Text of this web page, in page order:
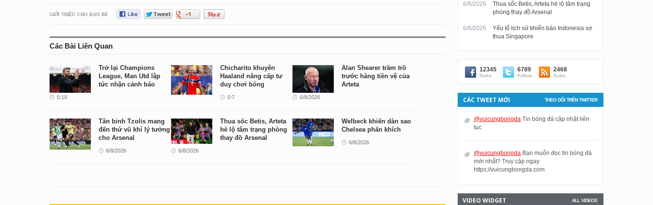
GIỚI THIỆU CHO BẠN BÈ
Các Bài Liên Quan
Trở lại Champions
League, Man Utd lập
tức nhận cảnh báo
0:19
Chicharito khuyên
Haaland nâng cấp tư
duy chơi bóng
0:7
Alan Shearer trầm trồ
trước hàng tiền vệ của
Arteta
6/8/2026
Tân binh Tzolis mang
đến thứ vũ khí lý tưởng
cho Arsenal
6/8/2026
Thua sốc Betis, Arteta
hé lộ tâm trạng phòng
thay đồ Arsenal
6/8/2026
Welbeck khiến dàn sao
Chelsea phấn khích
6/8/2026
6/8/2026
Thua sốc Betis, Arteta hé lộ tâm trạng
phòng thay đồ Arsenal
6/8/2026
Yếu tố lịch sử khiến báo Indonesia sợ
thua Singapore
12345
Subs.
6789
Follow.
2468
Subs.
THEO DÕI TRÊN TWITTER
CÁC TWEET MỚI
@vuicungbongda Tin bóng đá cập nhật liên
tục
@vuicungbongda Bạn muốn đọc tin bóng đá
mới nhất? Truy cập ngay
https://vuicungbongda.com
ALL VIDEOS
VIDEO WIDGET